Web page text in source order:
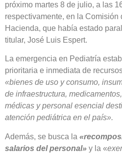
próximo martes 8 de julio, a las
respectivamente, en la Comisión
Hacienda, que había estado
titular, José Luis Espert.
La emergencia en Pediatría
prioritaria e inmediata de
«bienes de uso y consumo,
de infraestructura,
médicas y personal esencial
atención pediátrica en el país».
Además, se busca la
salarios del personal» y la «